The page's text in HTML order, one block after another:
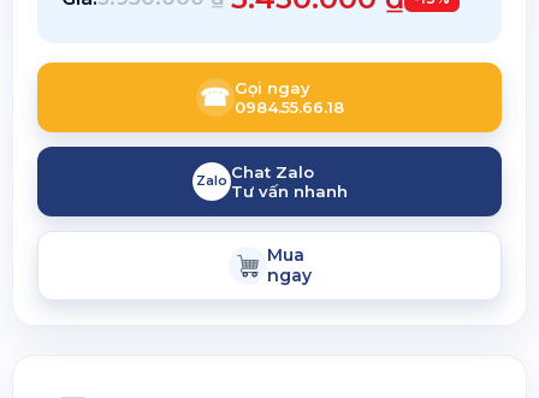
☎ Gọi ngay
0984.55.66.18
Zalo Chat Zalo
Tư vấn nhanh
Mua
ngay